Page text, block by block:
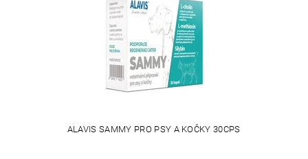
ALAVIS SAMMY PRO PSY A KOČKY 30CPS